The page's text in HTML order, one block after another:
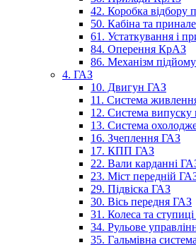
42. Коробка відбору
50. Кабіна та
61. Устаткування і
84. Оперення КрАЗ
86. Механізм
4. ГАЗ
10. Двигун ГАЗ
11. Система
12. Система випуску
13. Система
16. Зчеплення ГАЗ
17. КПП ГАЗ
22. Вали карданні
23. Міст передній
29. Підвіска ГАЗ
30. Вісь передня ГАЗ
31. Колеса та
34. Рульове
35. Гальмівна